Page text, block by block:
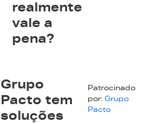
realmente
vale a
pena?
Grupo
Pacto tem
soluções
Patrocinado
por: Grupo
Pacto